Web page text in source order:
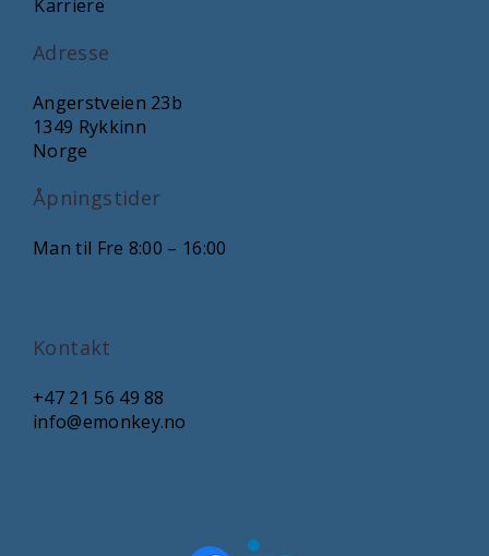
Karriere
Adresse
Angerstveien 23b
1349 Rykkinn
Norge
Åpningstider
Man til Fre 8:00 – 16:00
Kontakt
+47 21 56 49 88
info@emonkey.no